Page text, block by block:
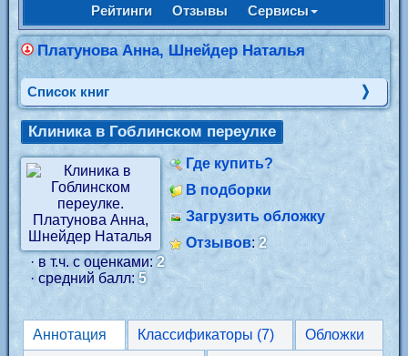
Рейтинги
Отзывы Сервисы
Платунова Анна, Шнейдер Наталья
Cписок книг
Клиника в Гоблинском переулке
Где купить?
В подборки
Загрузить обложку
Отзывов:2
· в т.ч. с оценками:2
· средний балл:5
Аннотация Классификаторы (7)
Обложки